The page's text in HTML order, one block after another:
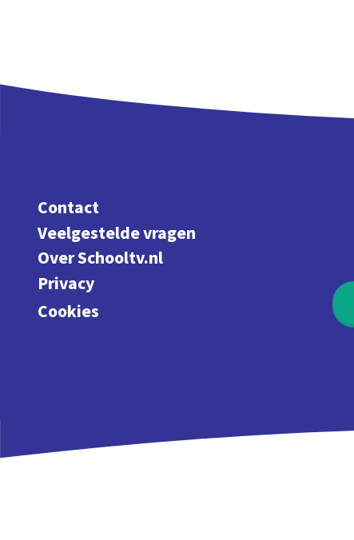
Contact
Veelgestelde vragen
Over Schooltv.nl
Privacy
Cookies